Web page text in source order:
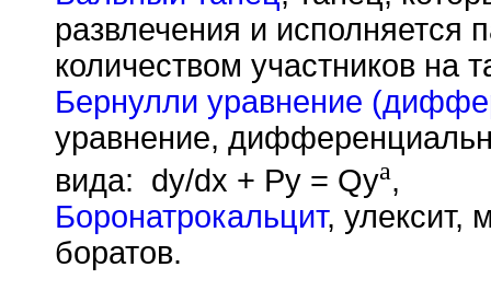
развлечения и исполняется
количеством участников на
Бернулли уравнение
уравнение,
вида: dy/dx + Py = Qya,
Боронатрокальцит, улексит,
боратов.